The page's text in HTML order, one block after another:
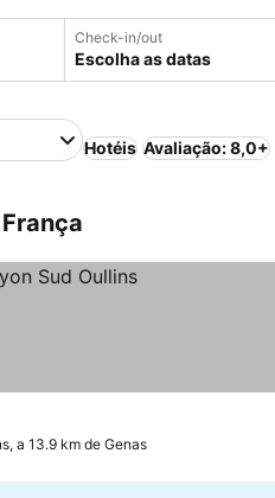
Check-in/out
Escolha as datas
Hotéis Avaliação: 8,0+
a 13.9 km de Genas